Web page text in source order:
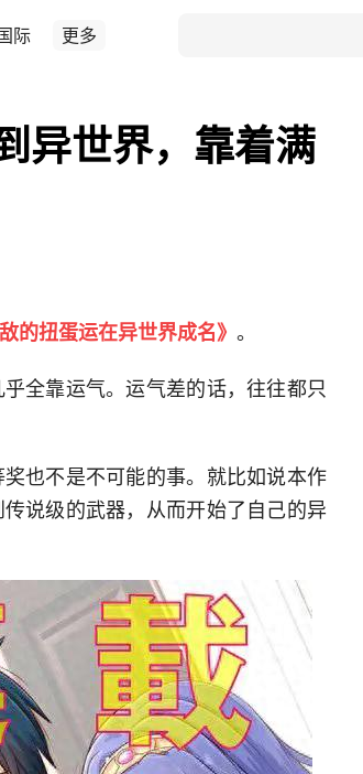
际 更多
异世界，靠着满
的扭蛋运在异世界成名》 。
全靠运气。运气差的话，往往都只
也不是不可能的事。就比如说本作
说级的武器，从而开始了自己的异